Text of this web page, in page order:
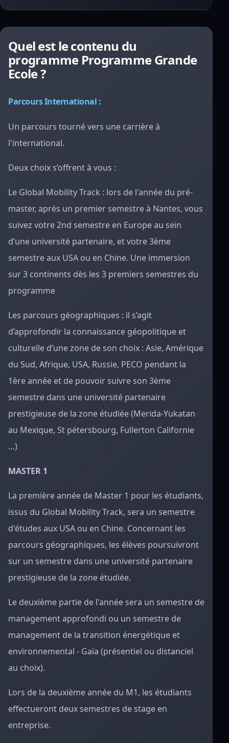
Quel est le contenu du
programme Programme Grande
Ecole ?
Parcours International :
Un parcours tourné vers une carrière à
l'international.
Deux choix s’offrent à vous :
Le Global Mobility Track : lors de l'année du pré-
master, après un premier semestre à Nantes, vous
suivez votre 2nd semestre en Europe au sein
d’une université partenaire, et votre 3ème
semestre aux USA ou en Chine. Une immersion
sur 3 continents dès les 3 premiers semestres du
programme
Les parcours géographiques : il s’agit
d’approfondir la connaissance géopolitique et
culturelle d’une zone de son choix : Asie, Amérique
du Sud, Afrique, USA, Russie, PECO pendant la
1ère année et de pouvoir suivre son 3ème
semestre dans une université partenaire
prestigieuse de la zone étudiée (Merida-Yukatan
au Mexique, St pétersbourg, Fullerton Californie
…)
MASTER 1
La première année de Master 1 pour les étudiants,
issus du Global Mobility Track, sera un semestre
d'études aux USA ou en Chine. Concernant les
parcours géographiques, les élèves poursuivront
sur un semestre dans une université partenaire
prestigieuse de la zone étudiée.
Le deuxième partie de l'année sera un semestre de
management approfondi ou un semestre de
management de la transition énergétique et
environnemental - Gaïa (présentiel ou distanciel
au choix).
Lors de la deuxième année du M1, les étudiants
effectueront deux semestres de stage en
entreprise.